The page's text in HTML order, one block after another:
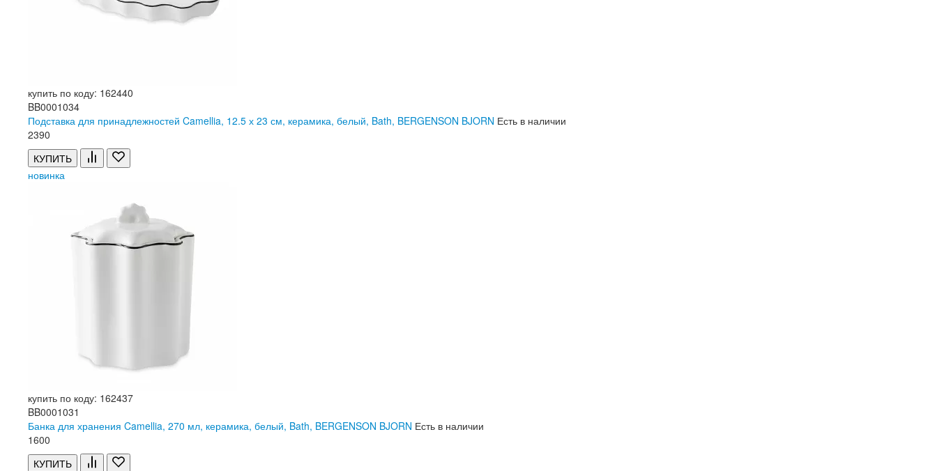
купить по коду: 162440
BB0001034
Подставка для принадлежностей Camellia, 12.5 х 23 см, керамика, белый, Bath, BERGENSON BJORN Есть в наличии
2390
КУПИТЬ
новинка
купить по коду: 162437
BB0001031
Банка для хранения Camellia, 270 мл, керамика, белый, Bath, BERGENSON BJORN Есть в наличии
1600
КУПИТЬ